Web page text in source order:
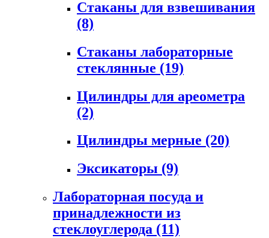
Стаканы для взвешивания
(8)
Стаканы лабораторные
стеклянные (19)
Цилиндры для ареометра
(2)
Цилиндры мерные (20)
Эксикаторы (9)
Лабораторная посуда и
принадлежности из
стеклоуглерода (11)